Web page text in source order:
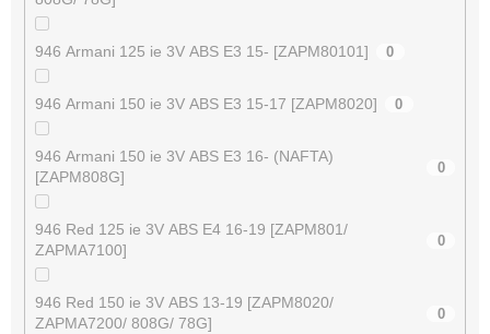
946 Armani 125 ie 3V ABS E3 15- [ZAPM80101] 0
946 Armani 150 ie 3V ABS E3 15-17 [ZAPM8020] 0
946 Armani 150 ie 3V ABS E3 16- (NAFTA)
[ZAPM808G]
0
946 Red 125 ie 3V ABS E4 16-19 [ZAPM801/
ZAPMA7100]
0
946 Red 150 ie 3V ABS 13-19 [ZAPM8020/
ZAPMA7200/ 808G/ 78G]
0